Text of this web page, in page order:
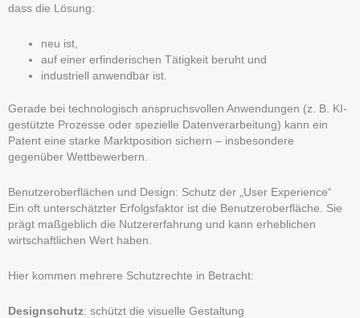
dass die Lösung:
neu ist,
auf einer erfinderischen Tätigkeit beruht und
industriell anwendbar ist.
Gerade bei technologisch anspruchsvollen Anwendungen (z. B. KI-
gestützte Prozesse oder spezielle Datenverarbeitung) kann ein
Patent eine starke Marktposition sichern – insbesondere
gegenüber Wettbewerbern.
Benutzeroberflächen und Design: Schutz der „User Experience“
Ein oft unterschätzter Erfolgsfaktor ist die Benutzeroberfläche. Sie
prägt maßgeblich die Nutzererfahrung und kann erheblichen
wirtschaftlichen Wert haben.
Hier kommen mehrere Schutzrechte in Betracht:
Designschutz: schützt die visuelle Gestaltung